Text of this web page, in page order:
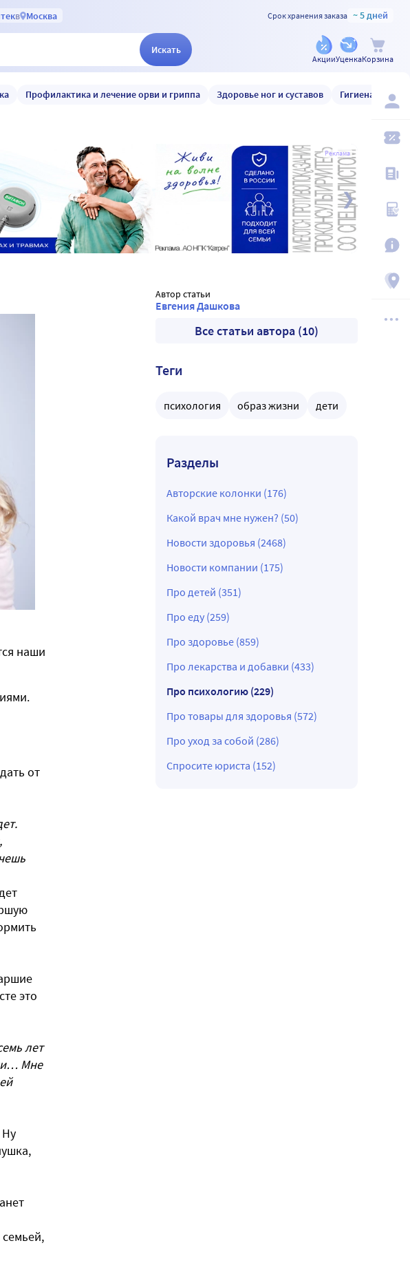
в Москва Срок хранения заказа ~ 5 дней
Искать
АкцииУценкаКорзина
Профилактика и лечение орви и гриппа Здоровье ног и суставов Гигиена и уход
Реклама
наши
от
это
лет
Мне
Ну
Автор статьи
Евгения Дашкова
Все статьи автора (10)
Теги
психология образ жизни дети
Разделы
Авторские колонки (176)
Какой врач мне нужен? (50)
Новости здоровья (2468)
Новости компании (175)
Про детей (351)
Про еду (259)
Про здоровье (859)
Про лекарства и добавки (433)
Про психологию (229)
Про товары для здоровья (572)
Про уход за собой (286)
Спросите юриста (152)